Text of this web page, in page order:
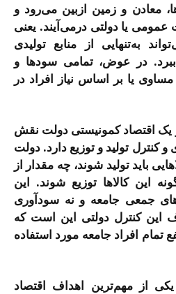
معادن و زمین ازبین می‌رود و
عمومی یا دولتی درمی‌آیند. یعنی
به‌تنهایی از منابع تولیدی
در عوض، تمامی سودها و
یا بر اساس نیاز افراد در
یک اقتصاد کمونیستی دولت نقش
و کنترل تولید و توزیع دارد. دولت
باید تولید شوند، چه مقدار از
این کالاها توزیع شوند. این
جمعی جامعه و نه سودآوری
این کنترل دولتی این است که
تمام افراد جامعه مورد استفاده
یکی از مهم‌ترین اهداف اقتصاد